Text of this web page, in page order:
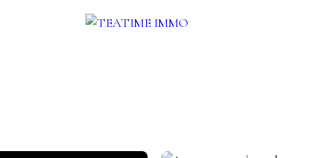
VENDRE AUTRES SERVICES